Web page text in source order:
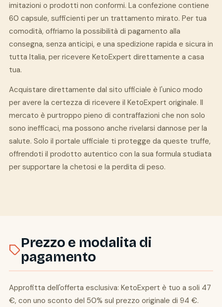
imitazioni o prodotti non conformi. La confezione contiene
60 capsule, sufficienti per un trattamento mirato. Per tua
comodità, offriamo la possibilità di pagamento alla
consegna, senza anticipi, e una spedizione rapida e sicura in
tutta Italia, per ricevere KetoExpert direttamente a casa
tua.
Acquistare direttamente dal sito ufficiale è l'unico modo
per avere la certezza di ricevere il KetoExpert originale. Il
mercato è purtroppo pieno di contraffazioni che non solo
sono inefficaci, ma possono anche rivelarsi dannose per la
salute. Solo il portale ufficiale ti protegge da queste truffe,
offrendoti il prodotto autentico con la sua formula studiata
per supportare la chetosi e la perdita di peso.
Prezzo e modalita di
pagamento
Approfitta dell'offerta esclusiva: KetoExpert è tuo a soli 47
€, con uno sconto del 50% sul prezzo originale di 94 €.